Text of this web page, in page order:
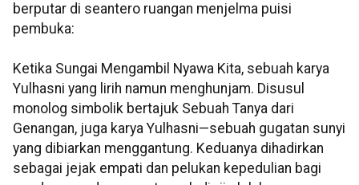
berputar di seantero ruangan menjelma puisi
pembuka:
Ketika Sungai Mengambil Nyawa Kita, sebuah karya
Yulhasni yang lirih namun menghunjam. Disusul
monolog simbolik bertajuk Sebuah Tanya dari
Genangan, juga karya Yulhasni—sebuah gugatan sunyi
yang dibiarkan menggantung. Keduanya dihadirkan
sebagai jejak empati dan pelukan kepedulian bagi